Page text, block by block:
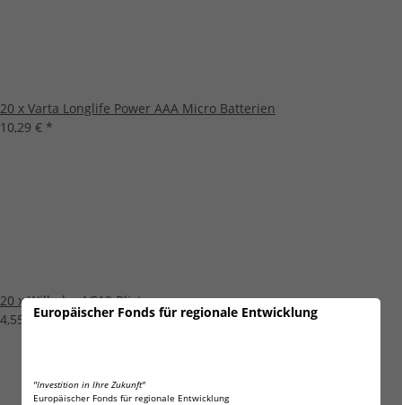
Europäischer Fonds für regionale Entwicklung
"Investition in Ihre Zukunft"
Europäischer Fonds für regionale Entwicklung
20 x Varta Longlife Power AAA Micro Batterien
10,29 € *
20 x Wilhelm AG12 Blister
4,55 €*